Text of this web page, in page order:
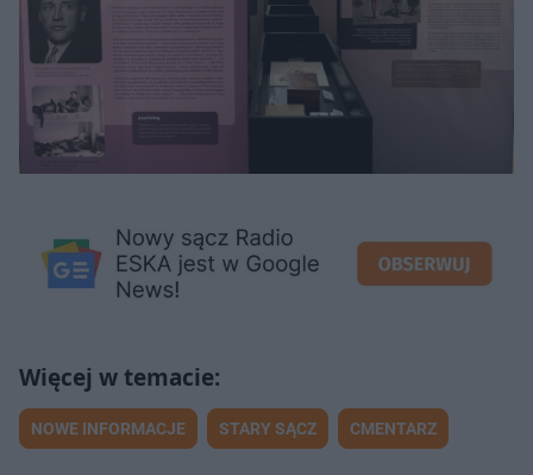
NOWE INFORMACJE STARY SĄCZ CMENTARZ